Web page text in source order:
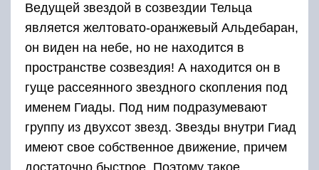
Ведущей звездой в созвездии Тельца
является желтовато-оранжевый Альдебаран,
он виден на небе, но не находится в
пространстве созвездия! А находится он в
гуще рассеянного звездного скопления под
именем Гиады. Под ним подразумевают
группу из двухсот звезд. Звезды внутри Гиад
имеют свое собственное движение, причем
достаточно быстрое. Поэтому такое